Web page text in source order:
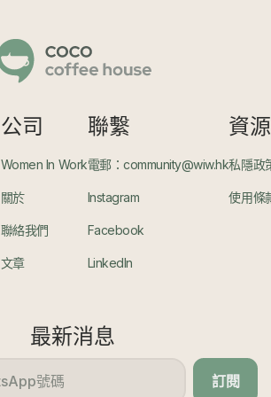
公司
Women In Work
關於
聯絡我們
文章
聯繫
電郵：community@wiw.hk
Instagram
Facebook
LinkedIn
資源
私隱政
使用條
最新消息
訂閱